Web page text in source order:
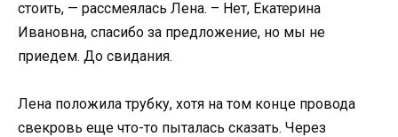
стоить, — рассмеялась Лена. – Нет, Екатерина
Ивановна, спасибо за предложение, но мы не
приедем. До свидания.
Лена положила трубку, хотя на том конце провода
свекровь еще что-то пыталась сказать. Через